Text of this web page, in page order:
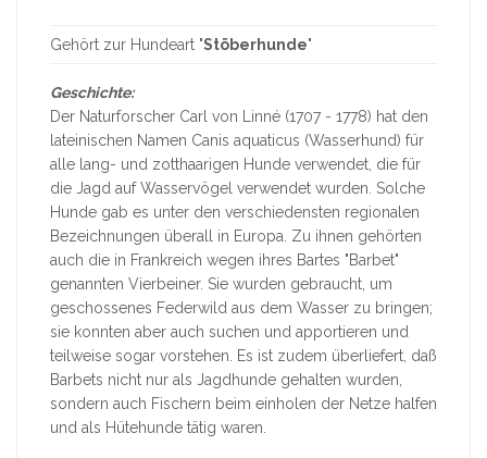
Gehört zur Hundeart "Stöberhunde"
Geschichte:
Der Naturforscher Carl von Linné (1707 - 1778) hat den
lateinischen Namen Canis aquaticus (Wasserhund) für
alle lang- und zotthaarigen Hunde verwendet, die für
die Jagd auf Wasservögel verwendet wurden. Solche
Hunde gab es unter den verschiedensten regionalen
Bezeichnungen überall in Europa. Zu ihnen gehörten
auch die in Frankreich wegen ihres Bartes "Barbet"
genannten Vierbeiner. Sie wurden gebraucht, um
geschossenes Federwild aus dem Wasser zu bringen;
sie konnten aber auch suchen und apportieren und
teilweise sogar vorstehen. Es ist zudem überliefert, daß
Barbets nicht nur als Jagdhunde gehalten wurden,
sondern auch Fischern beim einholen der Netze halfen
und als Hütehunde tätig waren.